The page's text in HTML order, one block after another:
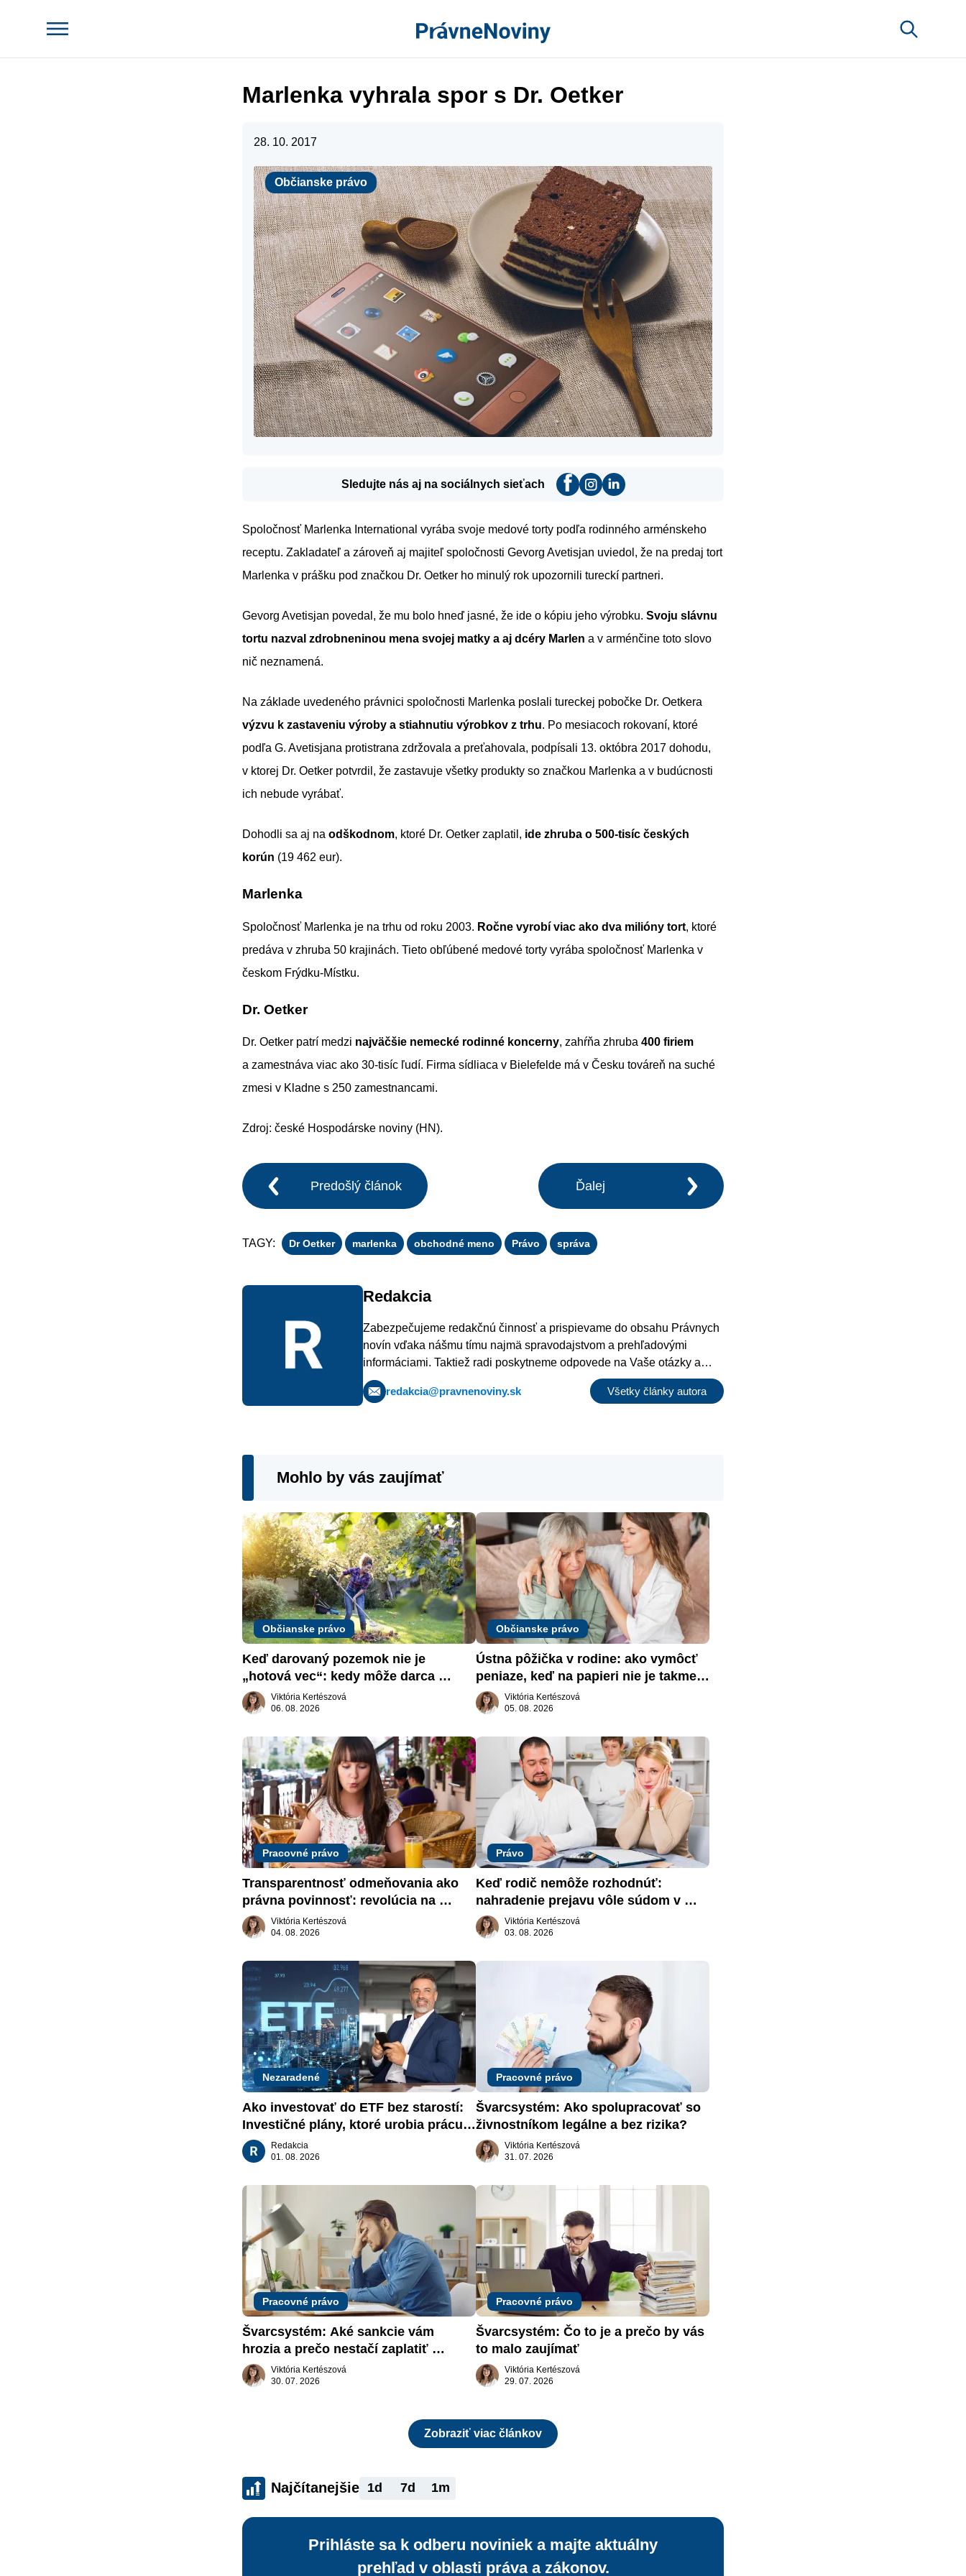
Marlenka vyhrala spor s Dr. Oetker
28. 10. 2017
Občianske právo
Občianske právo
Sledujte nás aj na sociálnych sieťach
Spoločnosť Marlenka International vyrába svoje medové torty podľa rodinného arménskeho
receptu. Zakladateľ a zároveň aj majiteľ spoločnosti Gevorg Avetisjan uviedol, že na predaj tort
Marlenka v prášku pod značkou Dr. Oetker ho minulý rok upozornili tureckí partneri.
Gevorg Avetisjan povedal, že mu bolo hneď jasné, že ide o kópiu jeho výrobku. Svoju slávnu
tortu nazval zdrobneninou mena svojej matky a aj dcéry Marlen a v arménčine toto slovo
nič neznamená.
Na základe uvedeného právnici spoločnosti Marlenka poslali tureckej pobočke Dr. Oetkera
výzvu k zastaveniu výroby a stiahnutiu výrobkov z trhu. Po mesiacoch rokovaní, ktoré
podľa G. Avetisjana protistrana zdržovala a preťahovala, podpísali 13. októbra 2017 dohodu,
v ktorej Dr. Oetker potvrdil, že zastavuje všetky produkty so značkou Marlenka a v budúcnosti
ich nebude vyrábať.
Dohodli sa aj na odškodnom, ktoré Dr. Oetker zaplatil, ide zhruba o 500-tisíc českých
korún (19 462 eur).
Marlenka
Spoločnosť Marlenka je na trhu od roku 2003. Ročne vyrobí viac ako dva milióny tort, ktoré
predáva v zhruba 50 krajinách. Tieto obľúbené medové torty vyrába spoločnosť Marlenka v
českom Frýdku-Místku.
Dr. Oetker
Dr. Oetker patrí medzi najväčšie nemecké rodinné koncerny, zahŕňa zhruba 400 firiem
a zamestnáva viac ako 30-tisíc ľudí. Firma sídliaca v Bielefelde má v Česku továreň na suché
zmesi v Kladne s 250 zamestnancami.
Zdroj: české Hospodárske noviny (HN).
Predošlý článok Ďalej
TAGY: Dr Oetker marlenka obchodné meno Právo správa
Redakcia
redakcia@pravnenoviny.sk
Zabezpečujeme redakčnú činnosť a prispievame do obsahu Právnych
novín vďaka nášmu tímu najmä spravodajstvom a prehľadovými
informáciami. Taktiež radi poskytneme odpovede na Vaše otázky a
privítame aj akékoľvek podnety na zaujímavé správy či iné články.
Všetky články autora
Mohlo by vás zaujímať
Občianske právo
Keď darovaný pozemok nie je
„hotová vec“: kedy môže darca
žiadať dar späť
Viktória Kertészová
06. 08. 2026
Občianske právo
Ústna pôžička v rodine: ako vymôcť
peniaze, keď na papieri nie je takmer
nič
Viktória Kertészová
05. 08. 2026
Pracovné právo
Transparentnosť odmeňovania ako
právna povinnosť: revolúcia na
slovenskom trhu práce
Viktória Kertészová
04. 08. 2026
Právo
Keď rodič nemôže rozhodnúť:
nahradenie prejavu vôle súdom v
záujme dieťaťa
Viktória Kertészová
03. 08. 2026
Nezaradené
Ako investovať do ETF bez starostí:
Investičné plány, ktoré urobia prácu
za vásRedakcia
01. 08. 2026
Pracovné právo
Švarcsystém: Ako spolupracovať so
živnostníkom legálne a bez rizika?
Viktória Kertészová
31. 07. 2026
Pracovné právo
Švarcsystém: Aké sankcie vám
hrozia a prečo nestačí zaplatiť
pokutu?Viktória Kertészová
30. 07. 2026
Pracovné právo
Švarcsystém: Čo to je a prečo by vás
to malo zaujímať
Viktória Kertészová
29. 07. 2026
Zobraziť viac článkov
Najčítanejšie 1d 7d 1m
Prihláste sa k odberu noviniek a majte aktuálny
prehľad v oblasti práva a zákonov.